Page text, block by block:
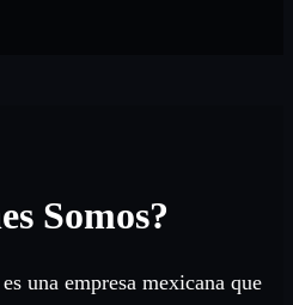
Somos?
una empresa mexicana que